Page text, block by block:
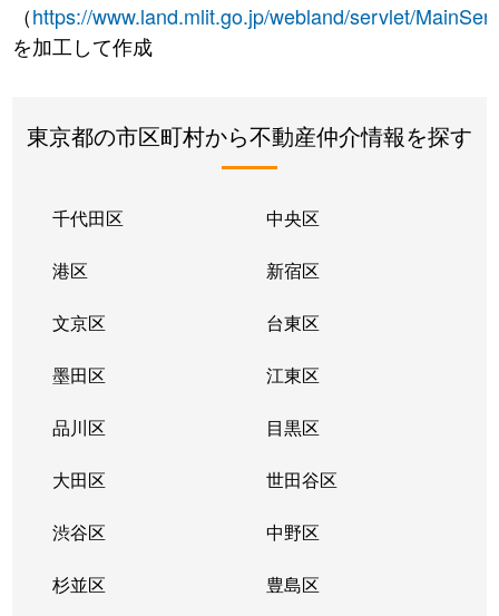
（https://www.land.mlit.go.jp/webland/servlet/
を加工して作成
東京都の市区町村から不動産仲介情報を探す
千代田区 中央区
港区 新宿区
文京区 台東区
墨田区 江東区
品川区 目黒区
大田区 世田谷区
渋谷区 中野区
杉並区 豊島区